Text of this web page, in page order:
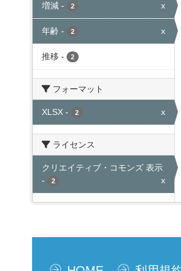
増減 - 2 x
年齢 - 2 x
推移 - 2
フォーマット
XLSX - 2 x
ライセンス
クリエイティブ・コモンズ 表示
-
2 x